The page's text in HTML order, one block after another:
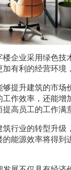
企业采用绿色
有利的经营环境
提升建筑的市
作效率，还能
高员工的工作满
行业的转型升
能源效率将得